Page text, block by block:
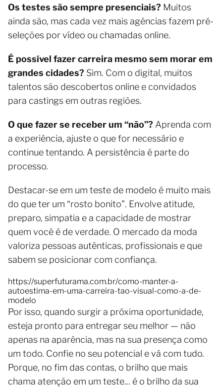
Os testes são sempre presenciais? Muitos
ainda são, mas cada vez mais agências fazem pré-
seleções por vídeo ou chamadas online.
É possível fazer carreira mesmo sem morar em
grandes cidades? Sim. Com o digital, muitos
talentos são descobertos online e convidados
para castings em outras regiões.
O que fazer se receber um “não”? Aprenda com
a experiência, ajuste o que for necessário e
continue tentando. A persistência é parte do
processo.
Destacar-se em um teste de modelo é muito mais
do que ter um “rosto bonito”. Envolve atitude,
preparo, simpatia e a capacidade de mostrar
quem você é de verdade. O mercado da moda
valoriza pessoas autênticas, profissionais e que
sabem se posicionar com confiança.
https://superfuturama.com.br/como-manter-a-
autoestima-em-uma-carreira-tao-visual-como-a-de-
modelo
Por isso, quando surgir a próxima oportunidade,
esteja pronto para entregar seu melhor — não
apenas na aparência, mas na sua presença como
um todo. Confie no seu potencial e vá com tudo.
Porque, no fim das contas, o brilho que mais
chama atenção em um teste... é o brilho da sua